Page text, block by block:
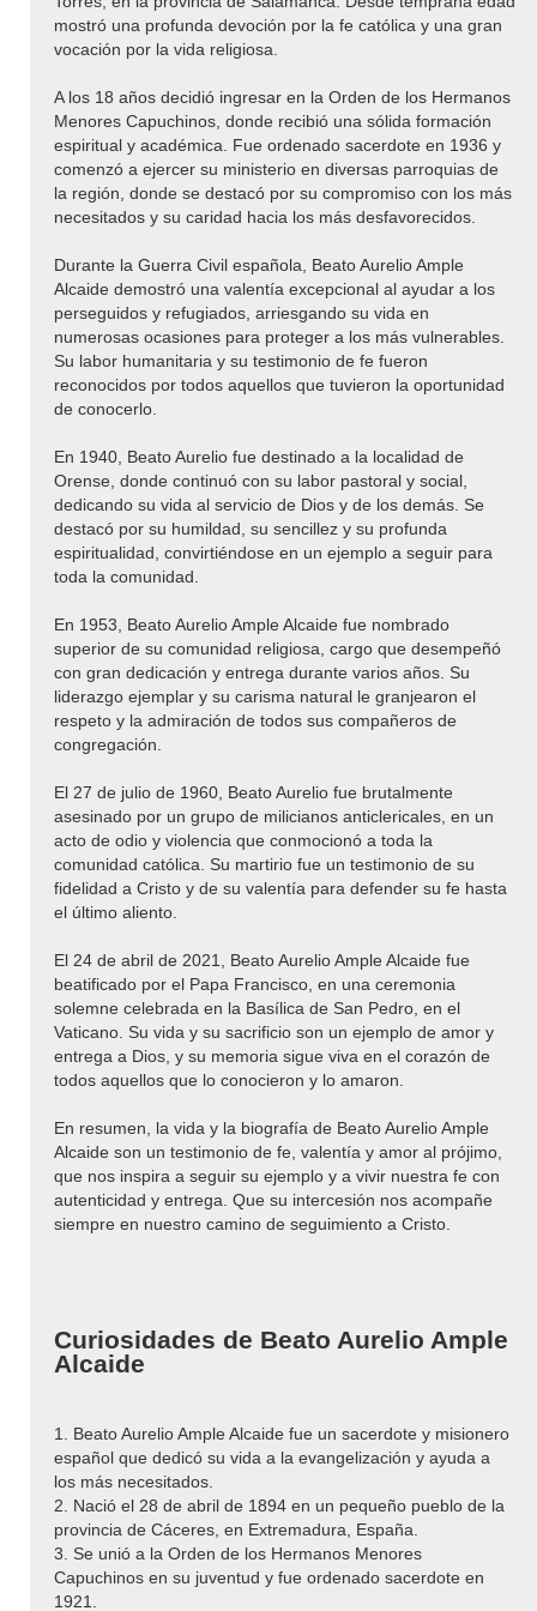
mostró una profunda devoción por la fe católica y una gran
vocación por la vida religiosa.
A los 18 años decidió ingresar en la Orden de los Hermanos
Menores Capuchinos, donde recibió una sólida formación
espiritual y académica. Fue ordenado sacerdote en 1936 y
comenzó a ejercer su ministerio en diversas parroquias de
la región, donde se destacó por su compromiso con los más
necesitados y su caridad hacia los más desfavorecidos.
Durante la Guerra Civil española, Beato Aurelio Ample
Alcaide demostró una valentía excepcional al ayudar a los
perseguidos y refugiados, arriesgando su vida en
numerosas ocasiones para proteger a los más vulnerables.
Su labor humanitaria y su testimonio de fe fueron
reconocidos por todos aquellos que tuvieron la oportunidad
de conocerlo.
En 1940, Beato Aurelio fue destinado a la localidad de
Orense, donde continuó con su labor pastoral y social,
dedicando su vida al servicio de Dios y de los demás. Se
destacó por su humildad, su sencillez y su profunda
espiritualidad, convirtiéndose en un ejemplo a seguir para
toda la comunidad.
En 1953, Beato Aurelio Ample Alcaide fue nombrado
superior de su comunidad religiosa, cargo que desempeñó
con gran dedicación y entrega durante varios años. Su
liderazgo ejemplar y su carisma natural le granjearon el
respeto y la admiración de todos sus compañeros de
congregación.
El 27 de julio de 1960, Beato Aurelio fue brutalmente
asesinado por un grupo de milicianos anticlericales, en un
acto de odio y violencia que conmocionó a toda la
comunidad católica. Su martirio fue un testimonio de su
fidelidad a Cristo y de su valentía para defender su fe hasta
el último aliento.
El 24 de abril de 2021, Beato Aurelio Ample Alcaide fue
beatificado por el Papa Francisco, en una ceremonia
solemne celebrada en la Basílica de San Pedro, en el
Vaticano. Su vida y su sacrificio son un ejemplo de amor y
entrega a Dios, y su memoria sigue viva en el corazón de
todos aquellos que lo conocieron y lo amaron.
En resumen, la vida y la biografía de Beato Aurelio Ample
Alcaide son un testimonio de fe, valentía y amor al prójimo,
que nos inspira a seguir su ejemplo y a vivir nuestra fe con
autenticidad y entrega. Que su intercesión nos acompañe
siempre en nuestro camino de seguimiento a Cristo.
Curiosidades de Beato Aurelio Ample
Alcaide
1. Beato Aurelio Ample Alcaide fue un sacerdote y misionero
español que dedicó su vida a la evangelización y ayuda a
los más necesitados.
2. Nació el 28 de abril de 1894 en un pequeño pueblo de la
provincia de Cáceres, en Extremadura, España.
3. Se unió a la Orden de los Hermanos Menores
Capuchinos en su juventud y fue ordenado sacerdote en
1921.